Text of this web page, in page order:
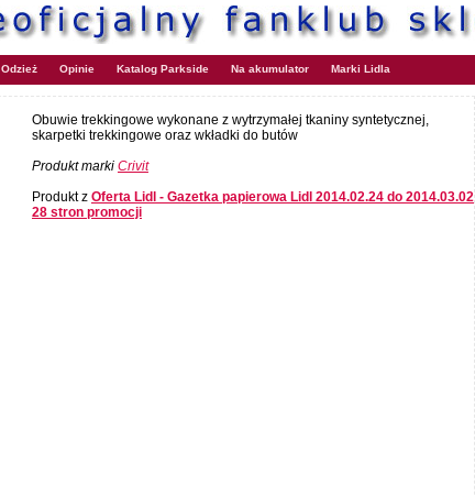
Odzież Opinie Katalog Parkside Na akumulator Marki Lidla
Obuwie trekkingowe wykonane z wytrzymałej tkaniny syntetycznej,
skarpetki trekkingowe oraz wkładki do butów
Produkt marki Crivit
Produkt z Oferta Lidl - Gazetka papierowa Lidl 2014.02.24 do 2014.03.02
28 stron promocji